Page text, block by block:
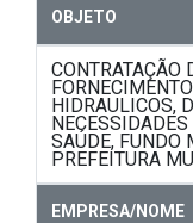
OBJETO
CONTRATAÇÃO
HIDRAULICOS,
SAÚDE, FUNDO
PREFEITURA
EMPRESA/NOME